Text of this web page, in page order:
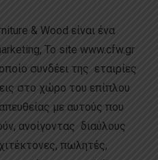
& Wood είναι ένα
Το site www.cfw.gr
συνδέει της εταιρίες
στο χώρο του επίπλου
με αυτούς που
ανοίγοντας διαύλους
πωλητές,